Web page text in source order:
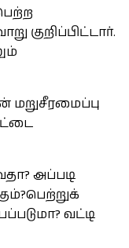
குறிப்பிட்டார்.
மறுசீரமைப்பு
அப்படி
வட்டி